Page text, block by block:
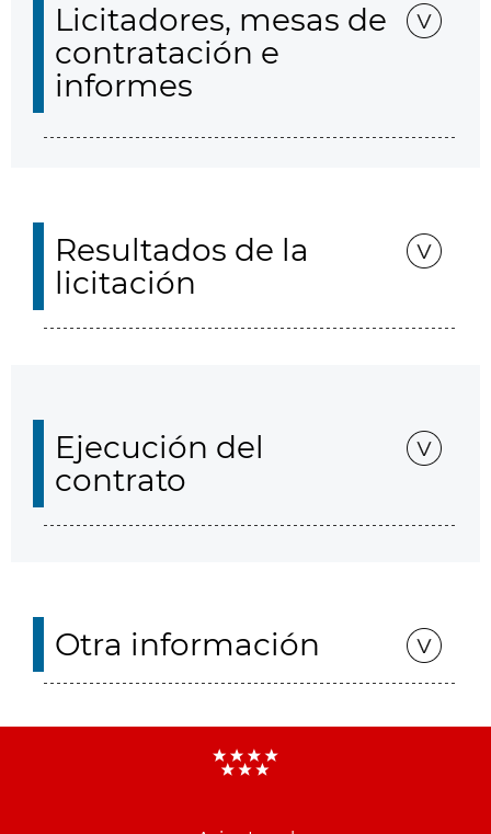
Licitadores, mesas de
contratación e
informes
Resultados de la
licitación
Ejecución del
contrato
Otra información